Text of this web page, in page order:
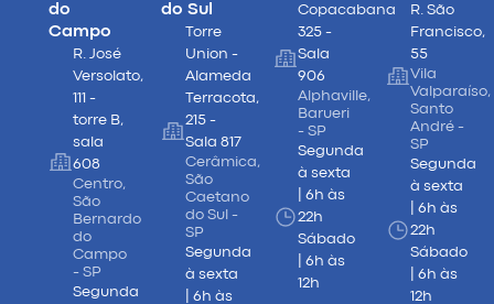
do
Campo
R. José
Versolato,
111 -
torre B,
sala
608
Centro,
São
Bernardo
do
Campo
- SP
Segunda
do Sul
Torre
Union -
Alameda
Terracota,
215 -
Sala 817
Cerâmica,
São
Caetano
do Sul -
SP
Segunda
à sexta
| 6h às
Copacabana
325 -
Sala
906
Alphaville,
Barueri
- SP
Segunda
à sexta
| 6h às
22h
Sábado
| 6h às
12h
R. São
Francisco,
55
Vila
Valparaíso,
Santo
André -
SP
Segunda
à sexta
| 6h às
22h
Sábado
| 6h às
12h